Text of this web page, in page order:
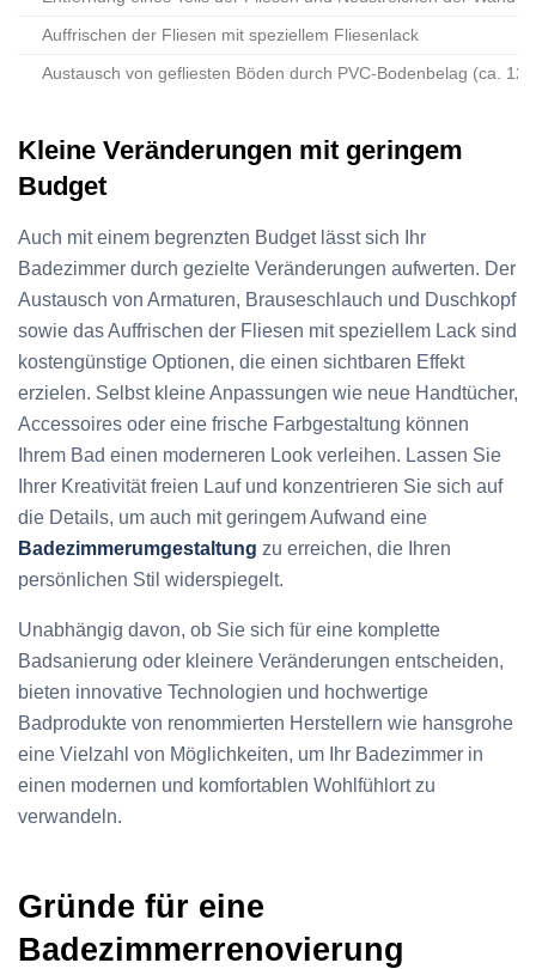
Auffrischen der Fliesen mit speziellem Fliesenlack
Austausch von gefliesten Böden durch PVC-Bodenbelag (ca. 12
Kleine Veränderungen mit geringem
Budget
Auch mit einem begrenzten Budget lässt sich Ihr
Badezimmer durch gezielte Veränderungen aufwerten. Der
Austausch von Armaturen, Brauseschlauch und Duschkopf
sowie das Auffrischen der Fliesen mit speziellem Lack sind
kostengünstige Optionen, die einen sichtbaren Effekt
erzielen. Selbst kleine Anpassungen wie neue Handtücher,
Accessoires oder eine frische Farbgestaltung können
Ihrem Bad einen moderneren Look verleihen. Lassen Sie
Ihrer Kreativität freien Lauf und konzentrieren Sie sich auf
die Details, um auch mit geringem Aufwand eine
Badezimmerumgestaltung zu erreichen, die Ihren
persönlichen Stil widerspiegelt.
Unabhängig davon, ob Sie sich für eine komplette
Badsanierung oder kleinere Veränderungen entscheiden,
bieten innovative Technologien und hochwertige
Badprodukte von renommierten Herstellern wie hansgrohe
eine Vielzahl von Möglichkeiten, um Ihr Badezimmer in
einen modernen und komfortablen Wohlfühlort zu
verwandeln.
Gründe für eine
Badezimmerrenovierung